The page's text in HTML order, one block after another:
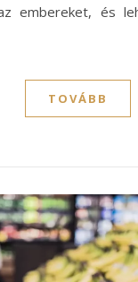
embereket, és
TOVÁBB